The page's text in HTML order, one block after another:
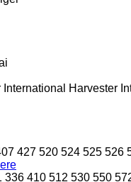
International Harvester
427 520 524 525 526
336 410 512 530 550